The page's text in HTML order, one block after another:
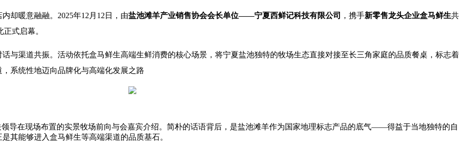
却暖意融融。2025年12月12日，由盐池滩羊产业销售协会会长单位——宁夏西鲜记科技有限公司 ，携手新零售龙头企业盒马鲜生共
式启幕。
与渠道共振。活动依托盒马鲜生高端生鲜消费的核心场景，将宁夏盐池独特的牧场生态直接对接至长三角家庭的品质餐桌，标志着
系统性地迈向品牌化与高端化发展之路
导在现场布置的实景牧场前向与会嘉宾介绍。简朴的话语背后，是盐池滩羊作为国家地理标志产品的底气——得益于当地独特的自
其能够进入盒马鲜生等高端渠道的品质基石。